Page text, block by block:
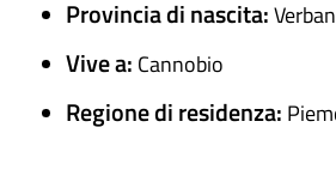
Provincia di nascita:
Vive a: Cannobio
Regione di residenza: